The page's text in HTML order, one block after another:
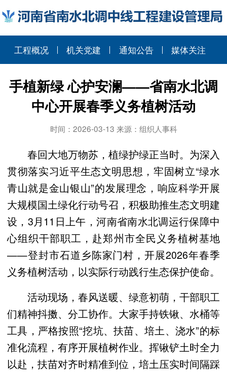
工程概况 机关党建 通知公告 媒体关注
手植新绿 心护安澜——省南水北调
中心开展春季义务植树活动
时间：2026-03-13 来源：组织人事科
春回大地万物苏，植绿护绿正当时。为深入
贯彻落实习近平生态文明思想，牢固树立“绿水
青山就是金山银山”的发展理念，响应科学开展
大规模国土绿化行动号召，积极助推生态文明建
设，3月11日上午，河南省南水北调运行保障中
心组织干部职工，赴郑州市全民义务植树基地
——登封市石道乡陈家门村，开展2026年春季
义务植树活动，以实际行动践行生态保护使命。
活动现场，春风送暖、绿意初萌，干部职工
们精神抖擞、分工协作。大家手持铁锹、水桶等
工具，严格按照“挖坑、扶苗、培土、浇水”的标
准化流程，有序开展植树作业。挥锹铲土时全力
以赴，扶苗对齐时精准到位，培土压实时间隔踩